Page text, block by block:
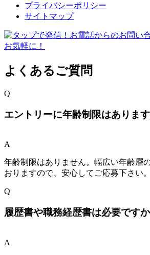
プライバシーポリシー
サイトマップ
よくあるご質問
Q
エントリーに年齢制限はありま
A
年齢制限はありません。幅広い年齢層
おりますので、安心してご応募下さい。
Q
履歴書や職務経歴書は必要です
A